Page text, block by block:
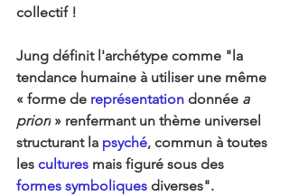
collectif !
Jung définit l'archétype comme "la
tendance humaine à utiliser une même
« forme de représentation donnée a
priori » renfermant un thème universel
structurant la psyché, commun à toutes
les cultures mais figuré sous des
formes symboliques diverses".